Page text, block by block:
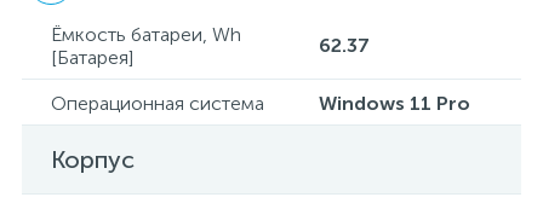
Ёмкость батареи, Wh
[Батарея]
62.37
Операционная система Windows 11 Pro
Корпус